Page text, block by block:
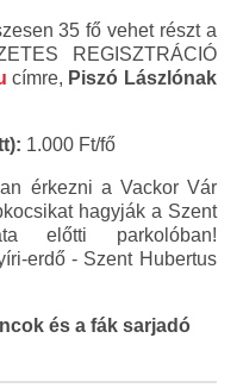
35 fő vehet részt a
REGISZTRÁCIÓ
címre, Piszó Lászlónak
1.000 Ft/fő
érkezni a Vackor Vár
hagyják a Szent
előtti parkolóban!
erdő - Szent Hubertus
és a fák sarjadó